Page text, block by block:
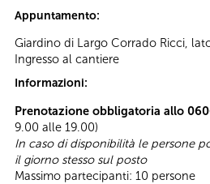
Appuntamento:
Giardino di Largo Corrado Ricci,
Ingresso al cantiere
Informazioni:
Prenotazione obbligatoria allo
9.00 alle 19.00)
In caso di disponibilità le persone
il giorno stesso sul posto
Massimo partecipanti: 10 persone